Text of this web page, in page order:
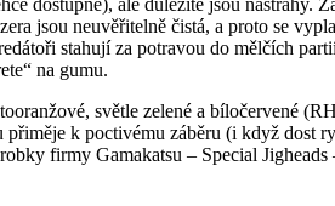
jsou neuvěřitelně čistá, a proto se
stahují za potravou do mělčích
na gumu.
světle zelené a bíločervené
k poctivému záběru (i když
firmy Gamakatsu – Special